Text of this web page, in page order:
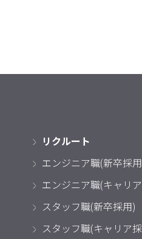
リクルート
エンジニア職(新卒採
エンジニア職(キャリ
スタッフ職(新卒採用)
スタッフ職(キャリア